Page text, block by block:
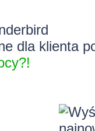
dla klienta